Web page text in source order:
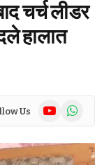
चर्च लीडर
हालात
Us YouTubeWhatsApp